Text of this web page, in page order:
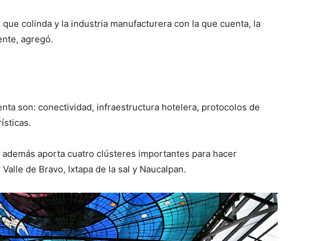
colinda y la industria manufacturera con la que cuenta, la
agregó.
son: conectividad, infraestructura hotelera, protocolos de
aporta cuatro clústeres importantes para hacer
de Bravo, Ixtapa de la sal y Naucalpan.